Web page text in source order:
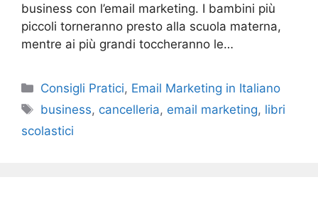
business con l’email marketing. I bambini più
piccoli torneranno presto alla scuola materna,
mentre ai più grandi toccheranno le…
Categories
Consigli Pratici, Email Marketing in Italiano
Tags
business, cancelleria, email marketing, libri
scolastici